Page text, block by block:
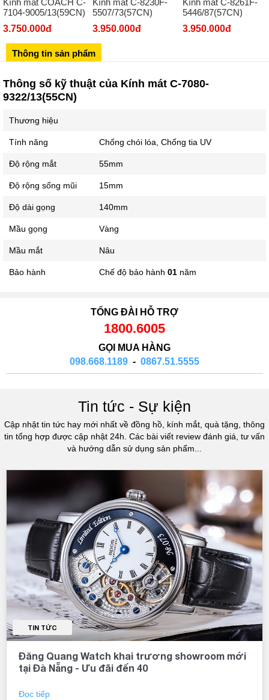
Số 273 Nguyễn Văn Cừ - Long Biên - Hà Nội
02439392490
Showroom 86: BH9A-SP.9A-63 Vinhomes Ocean Park 1, Dương
Kính mát COACH C-
7104-9005/13(59CN)
3.750.000đ
Kính mát C-8230F-
5507/73(57CN)
3.950.000đ
Kính mát C-8261F-
5446/87(57CN)
3.950.000đ
Thông tin sản phẩm
Thông số kỹ thuật của Kính mát C-7080-
9322/13(55CN)
Thương hiệu
Tính năng Chống chói lóa, Chống tia UV
Độ rộng mắt 55mm
Độ rộng sống mũi 15mm
Độ dài gọng 140mm
Mầu gọng Vàng
Mầu mắt Nâu
Bảo hành Chế độ bảo hành 01 năm
TỔNG ĐÀI HỖ TRỢ
1800.6005
GỌI MUA HÀNG
098.668.1189 - 0867.51.5555
Tin tức - Sự kiện
Cập nhật tin tức hay mới nhất về đồng hồ, kính mắt, quà tặng, thông
tin tổng hợp được cập nhật 24h. Các bài viết review đánh giá, tư vấn
và hướng dẫn sử dụng sản phẩm...
TIN TỨC
Đăng Quang Watch khai trương showroom mới
tại Đà Nẵng - Ưu đãi đến 40
Đọc tiếp